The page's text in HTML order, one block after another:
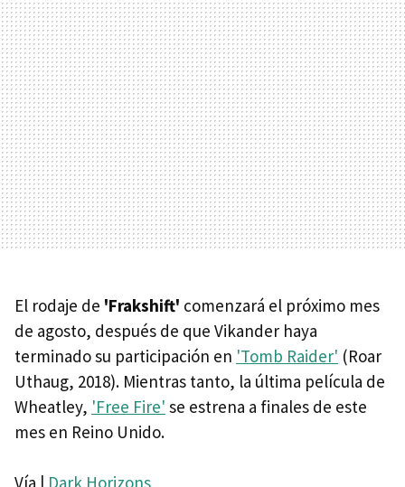
El rodaje de 'Frakshift' comenzará el próximo mes
de agosto, después de que Vikander haya
terminado su participación en 'Tomb Raider' (Roar
Uthaug, 2018). Mientras tanto, la última película de
Wheatley, 'Free Fire' se estrena a finales de este
mes en Reino Unido.